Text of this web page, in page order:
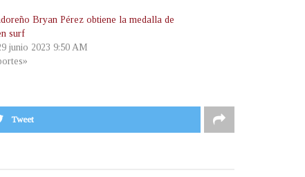
Bryan Pérez obtiene la medalla de
surf
junio 2023 9:50 AM
Tweet